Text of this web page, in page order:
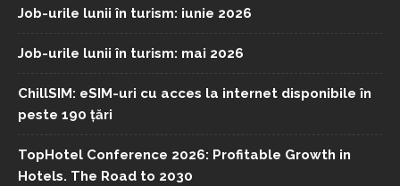
Job-urile lunii în turism: iunie 2026
Job-urile lunii în turism: mai 2026
ChillSIM: eSIM-uri cu acces la internet disponibile în
peste 190 țări
TopHotel Conference 2026: Profitable Growth in
Hotels. The Road to 2030